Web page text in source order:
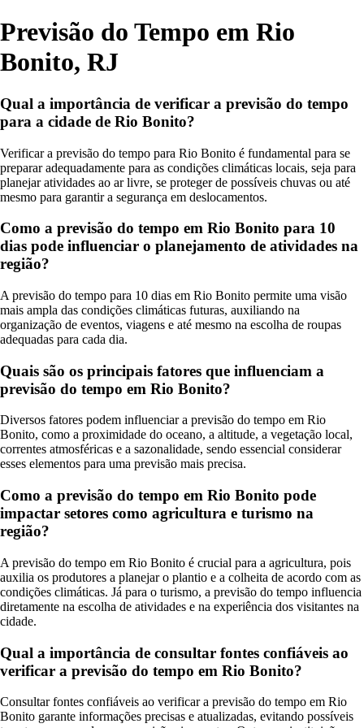
Previsão do Tempo em Rio
Bonito, RJ
Qual a importância de verificar a previsão do tempo
para a cidade de Rio Bonito?
Verificar a previsão do tempo para Rio Bonito é fundamental para se
preparar adequadamente para as condições climáticas locais, seja para
planejar atividades ao ar livre, se proteger de possíveis chuvas ou até
mesmo para garantir a segurança em deslocamentos.
Como a previsão do tempo em Rio Bonito para 10
dias pode influenciar o planejamento de atividades na
região?
A previsão do tempo para 10 dias em Rio Bonito permite uma visão
mais ampla das condições climáticas futuras, auxiliando na
organização de eventos, viagens e até mesmo na escolha de roupas
adequadas para cada dia.
Quais são os principais fatores que influenciam a
previsão do tempo em Rio Bonito?
Diversos fatores podem influenciar a previsão do tempo em Rio
Bonito, como a proximidade do oceano, a altitude, a vegetação local,
correntes atmosféricas e a sazonalidade, sendo essencial considerar
esses elementos para uma previsão mais precisa.
Como a previsão do tempo em Rio Bonito pode
impactar setores como agricultura e turismo na
região?
A previsão do tempo em Rio Bonito é crucial para a agricultura, pois
auxilia os produtores a planejar o plantio e a colheita de acordo com as
condições climáticas. Já para o turismo, a previsão do tempo influencia
diretamente na escolha de atividades e na experiência dos visitantes na
cidade.
Qual a importância de consultar fontes confiáveis ao
verificar a previsão do tempo em Rio Bonito?
Consultar fontes confiáveis ao verificar a previsão do tempo em Rio
Bonito garante informações precisas e atualizadas, evitando possíveis